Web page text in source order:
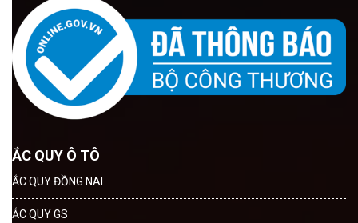
ẮC QUY Ô TÔ
ẮC QUY ĐỒNG NAI
ẮC QUY GS